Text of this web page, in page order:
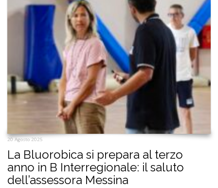
20 Agosto 2025
La Bluorobica si prepara al terzo
anno in B Interregionale: il saluto
dell’assessora Messina